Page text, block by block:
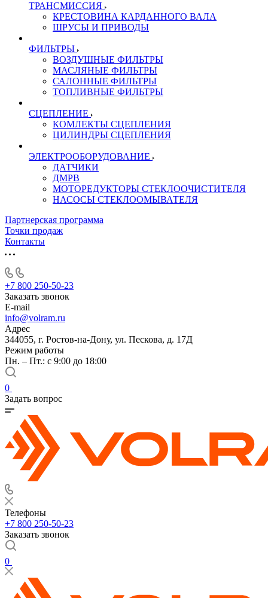
ТРАНСМИССИЯ
КРЕСТОВИНА КАРДАННОГО ВАЛА
ШРУСЫ И ПРИВОДЫ
ФИЛЬТРЫ
ВОЗДУШНЫЕ ФИЛЬТРЫ
МАСЛЯНЫЕ ФИЛЬТРЫ
САЛОННЫЕ ФИЛЬТРЫ
ТОПЛИВНЫЕ ФИЛЬТРЫ
СЦЕПЛЕНИЕ
КОМЛЕКТЫ СЦЕПЛЕНИЯ
ЦИЛИНДРЫ СЦЕПЛЕНИЯ
ЭЛЕКТРООБОРУДОВАНИЕ
ДАТЧИКИ
ДМРВ
МОТОРЕДУКТОРЫ СТЕКЛООЧИСТИТЕЛЯ
НАСОСЫ СТЕКЛООМЫВАТЕЛЯ
Партнерская программа
Точки продаж
Контакты
+7 800 250-50-23
Заказать звонок
E-mail
info@volram.ru
Адрес
344055, г. Ростов-на-Дону, ул. Пескова, д. 17Д
Режим работы
Пн. – Пт.: с 9:00 до 18:00
0
Задать вопрос
Телефоны
+7 800 250-50-23
Заказать звонок
0